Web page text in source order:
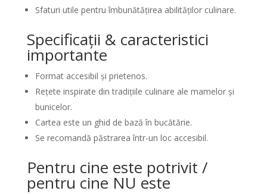
Sfaturi utile pentru îmbunătățirea abilităților culinare.
Specificații & caracteristici
importante
Format accesibil și prietenos.
Rețete inspirate din tradițiile culinare ale mamelor și
bunicelor.
Cartea este un ghid de bază în bucătărie.
Se recomandă păstrarea într-un loc accesibil.
Pentru cine este potrivit /
pentru cine NU este